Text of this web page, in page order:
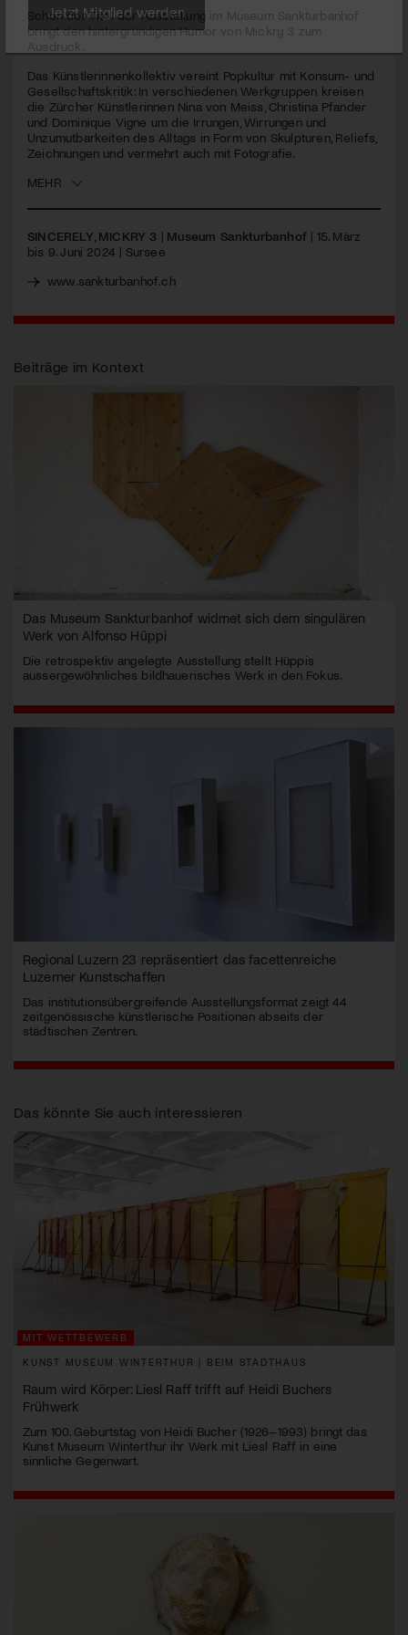
seconds
Schon der Titel der Ausstellung im Museum Sankturbanhof
bringt den hintergründigen Humor von Mickry 3 zum
Ausdruck.
Das Künstlerinnenkollektiv vereint Popkultur mit Konsum- und
Gesellschaftskritik: In verschiedenen Werkgruppen kreisen
die Zürcher Künstlerinnen Nina von Meiss, Christina Pfander
und Dominique Vigne um die Irrungen, Wirrungen und
Unzumutbarkeiten des Alltags in Form von Skulpturen, Reliefs,
Zeichnungen und vermehrt auch mit Fotografie.
MEHR
SINCERELY, MICKRY 3 | Museum Sankturbanhof | 15. März
bis 9. Juni 2024 | Sursee
www.sankturbanhof.ch
Beiträge im Kontext
Das Museum Sankturbanhof widmet sich dem singulären
Werk von Alfonso Hüppi
Die retrospektiv angelegte Ausstellung stellt Hüppis
aussergewöhnliches bildhauerisches Werk in den Fokus.
Regional Luzern 23 repräsentiert das facettenreiche
Luzerner Kunstschaffen
Das institutionsübergreifende Ausstellungsformat zeigt 44
zeitgenössische künstlerische Positionen abseits der
städtischen Zentren.
Das könnte Sie auch interessieren
MIT WETTBEWERB
KUNST MUSEUM WINTERTHUR | BEIM STADTHAUS
Raum wird Körper: Liesl Raff trifft auf Heidi Buchers
Frühwerk
Zum 100. Geburtstag von Heidi Bucher (1926–1993) bringt das
Kunst Museum Winterthur ihr Werk mit Liesl Raff in eine
sinnliche Gegenwart.
Jetzt Mitglied werden